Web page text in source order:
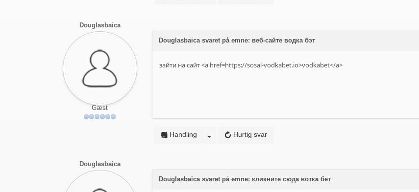
Douglasbaica
Gæst
Douglasbaica svaret på emne: веб-сайте водка бэт
зайти на сайт <a href=https://sosal-vodkabet.io>vodkabet</a>
Hurtig svar
Handling
Douglasbaica
Douglasbaica svaret på emne: кликните сюда вотка бет